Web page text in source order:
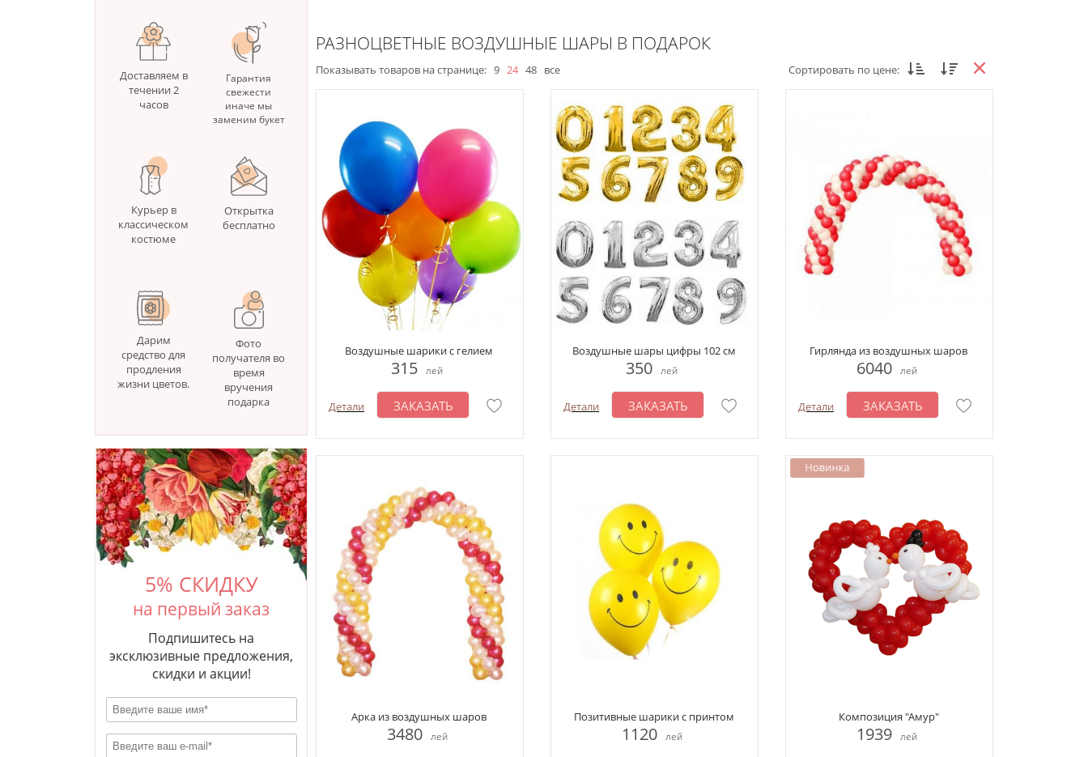
Доставляем в
течении 2
часов
Гарантия
свежести
иначе мы
заменим букет
Курьер в
классическом
костюме
Открытка
бесплатно
Дарим
средство для
продления
жизни цветов.
Фото
получателя во
время
вручения
подарка
5% СКИДКУ
на первый заказ
Подпишитесь на
эксклюзивные предложения,
скидки и акции!
РАЗНОЦВЕТНЫЕ ВОЗДУШНЫЕ ШАРЫ В ПОДАРОК
Показывать товаров на странице: 9 24 48 все Сортировать по цене:
Воздушные шарики с гелием
315 лей
Детали ЗАКАЗАТЬ
Воздушные шары цифры 102 см
350 лей
Детали ЗАКАЗАТЬ
Гирлянда из воздушных шаров
6040 лей
Детали ЗАКАЗАТЬ
Арка из воздушных шаров
3480 лей
Позитивные шарики с принтом
1120 лей
Композиция "Амур"
1939 лей